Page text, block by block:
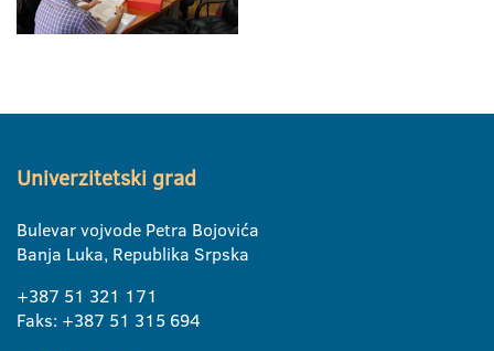
Univerzitetski grad
Bulevar vojvode Petra Bojovića
Banja Luka, Republika Srpska
+387 51 321 171
Faks: +387 51 315 694